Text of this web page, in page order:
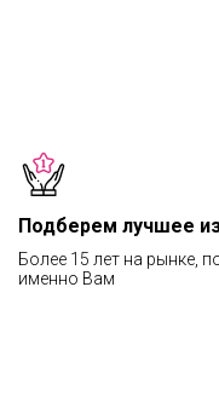
Подберем лучшее
Более 15 лет на рынке,
именно Вам